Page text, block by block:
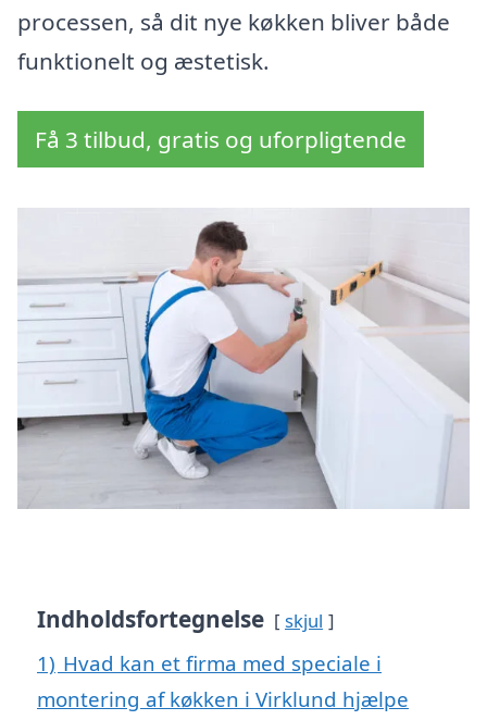
processen, så dit nye køkken bliver både
funktionelt og æstetisk.
Få 3 tilbud, gratis og uforpligtende
Indholdsfortegnelse skjul
1) Hvad kan et firma med speciale i
montering af køkken i Virklund hjælpe